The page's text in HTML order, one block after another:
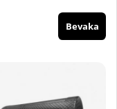
Bevaka